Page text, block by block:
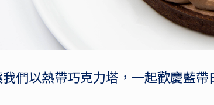
們以熱帶巧克力塔，一起歡慶藍帶